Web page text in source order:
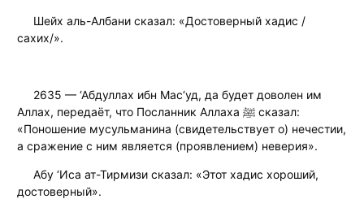
Шейх аль-Албани сказал: «Достоверный хадис /
сахих/».
2635 — ‘Абдуллах ибн Мас‘уд, да будет доволен им
Аллах, передаёт, что Посланник Аллаха ﷺ сказал:
«Поношение мусульманина (свидетельствует о) нечестии,
а сражение с ним является (проявлением) неверия».
Абу ‘Иса ат-Тирмизи сказал: «Этот хадис хороший,
достоверный».